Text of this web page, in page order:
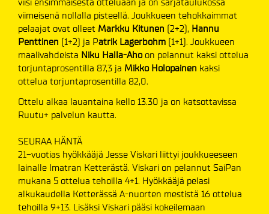
viisi ensimmäisestä otteluaan ja on sarjataulukossa
viimeisenä nollalla pisteellä. Joukkueen tehokkaimmat
pelaajat ovat olleet Markku Kitunen (2+2), Hannu
Penttinen (1+2) ja Patrik Lagerbohm (1+1). Joukkueen
maalivahdeista Niku Halla-Aho on pelannut kaksi ottelua
torjuntaprosentilla 87,3 ja Mikko Holopainen kaksi
ottelua torjuntaprosentilla 82,0.
Ottelu alkaa lauantaina kello 13.30 ja on katsottavissa
Ruutu+ palvelun kautta.
SEURAA HÄNTÄ
21-vuotias hyökkääjä Jesse Viskari liittyi joukkueeseen
lainalle Imatran Ketterästä. Viskari on pelannut SaiPan
mukana 5 ottelua tehoilla 4+1. Hyökkääjä pelasi
alkukaudella Ketterässä A-nuorten mestistä 16 ottelua
tehoilla 9+13. Lisäksi Viskari pääsi kokeilemaan